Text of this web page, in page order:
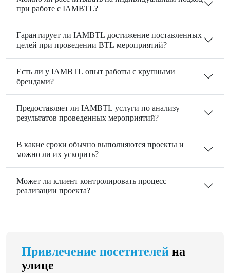
при работе с IAMBTL?
Гарантирует ли IAMBTL достижение поставленных
целей при проведении BTL мероприятий?
Есть ли у IAMBTL опыт работы с крупными
брендами?
Предоставляет ли IAMBTL услуги по анализу
результатов проведенных мероприятий?
В какие сроки обычно выполняются проекты и
можно ли их ускорить?
Может ли клиент контролировать процесс
реализации проекта?
Привлечение посетителей на
улице